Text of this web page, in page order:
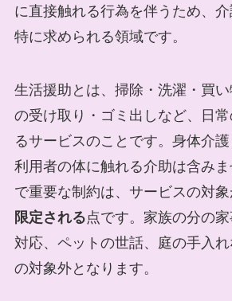
に直接触れる行為を伴うため、
特に求められる領域です。
生活援助とは、掃除・洗濯・買
の受け取り・ゴミ出しなど、日
るサービスのことです。身体介
利用者の体に触れる介助は含み
で重要な制約は、サービスの対
限定される点です。家族の分の
対応、ペットの世話、庭の手入
の対象外となります。